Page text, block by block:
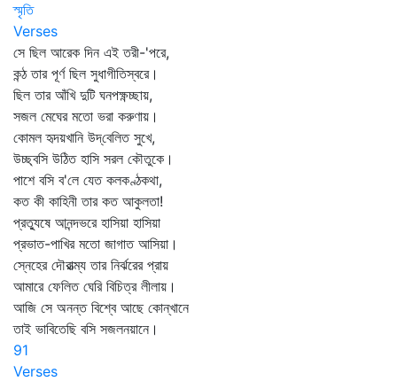
স্মৃতি
Verses
সে ছিল আরেক দিন এই তরী-'পরে,
কন্ঠ তার পূর্ণ ছিল সুধাগীতিস্বরে।
ছিল তার আঁখি দুটি ঘনপক্ষ্ণচ্ছায়,
সজল মেঘের মতো ভরা করুণায়।
কোমল হৃদয়খানি উদ্‌বেলিত সুখে,
উচ্ছ্বসি উঠিত হাসি সরল কৌতুকে।
পাশে বসি ব'লে যেত কলকণ্ঠকথা,
কত কী কাহিনী তার কত আকুলতা!
প্রত্যুষে আনন্দভরে হাসিয়া হাসিয়া
প্রভাত-পাখির মতো জাগাত আসিয়া।
স্নেহের দৌরাত্ম্য তার নির্ঝরের প্রায়
আমারে ফেলিত ঘেরি বিচিত্র লীলায়।
আজি সে অনন্ত বিশ্বে আছে কোন্‌খানে
তাই ভাবিতেছি বসি সজলনয়ানে।
91
Verses